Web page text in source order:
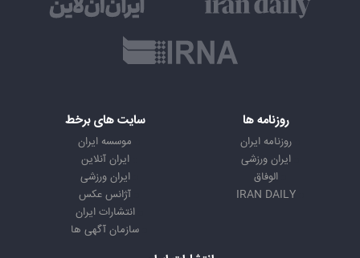
روزنامه ها
روزنامه ایران
ایران ورزشی
الوفاق
IRAN DAILY
سایت های برخط
موسسه ایران
ایران آنلاین
ایران ورزشی
آژانس عکس
انتشارات ایران
سازمان آگهی ها